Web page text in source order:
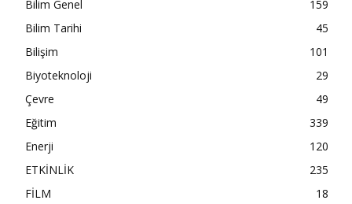
Bilim Genel
159
Bilim Tarihi
45
Bilişim
101
Biyoteknoloji
29
Çevre
49
Eğitim
339
Enerji
120
ETKİNLİK
235
FİLM
18